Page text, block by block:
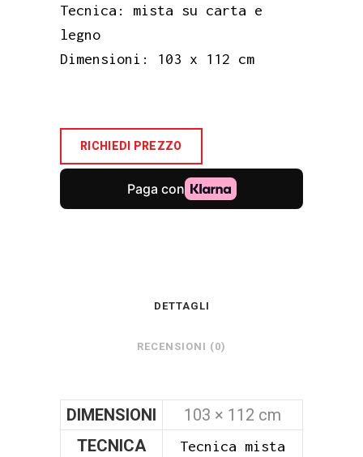
Tecnica: mista su carta e
legno
Dimensioni: 103 x 112 cm
RICHIEDI PREZZO
DETTAGLI
RECENSIONI (0)
DIMENSIONI
103 × 112 cm
TECNICA
Tecnica mista